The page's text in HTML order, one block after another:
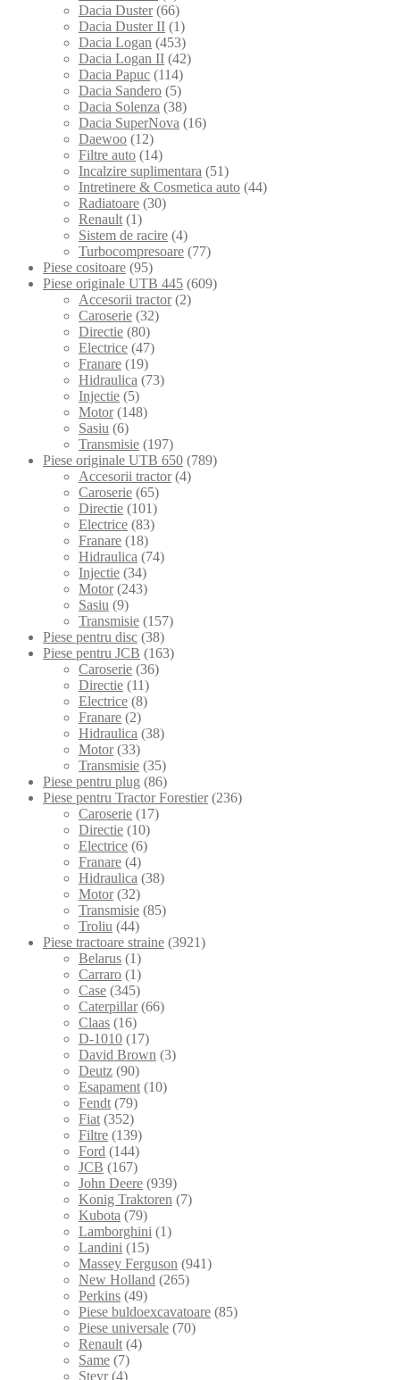
Dacia Duster (66)
Dacia Duster II (1)
Dacia Logan (453)
Dacia Logan II (42)
Dacia Papuc (114)
Dacia Sandero (5)
Dacia Solenza (38)
Dacia SuperNova (16)
Daewoo (12)
Filtre auto (14)
Incalzire suplimentara (51)
Intretinere & Cosmetica auto (44)
Radiatoare (30)
Renault (1)
Sistem de racire (4)
Turbocompresoare (77)
Piese cositoare (95)
Piese originale UTB 445 (609)
Accesorii tractor (2)
Caroserie (32)
Directie (80)
Electrice (47)
Franare (19)
Hidraulica (73)
Injectie (5)
Motor (148)
Sasiu (6)
Transmisie (197)
Piese originale UTB 650 (789)
Accesorii tractor (4)
Caroserie (65)
Directie (101)
Electrice (83)
Franare (18)
Hidraulica (74)
Injectie (34)
Motor (243)
Sasiu (9)
Transmisie (157)
Piese pentru disc (38)
Piese pentru JCB (163)
Caroserie (36)
Directie (11)
Electrice (8)
Franare (2)
Hidraulica (38)
Motor (33)
Transmisie (35)
Piese pentru plug (86)
Piese pentru Tractor Forestier (236)
Caroserie (17)
Directie (10)
Electrice (6)
Franare (4)
Hidraulica (38)
Motor (32)
Transmisie (85)
Troliu (44)
Piese tractoare straine (3921)
Belarus (1)
Carraro (1)
Case (345)
Caterpillar (66)
Claas (16)
D-1010 (17)
David Brown (3)
Deutz (90)
Esapament (10)
Fendt (79)
Fiat (352)
Filtre (139)
Ford (144)
JCB (167)
John Deere (939)
Konig Traktoren (7)
Kubota (79)
Lamborghini (1)
Landini (15)
Massey Ferguson (941)
New Holland (265)
Perkins (49)
Piese buldoexcavatoare (85)
Piese universale (70)
Renault (4)
Same (7)
Steyr (4)